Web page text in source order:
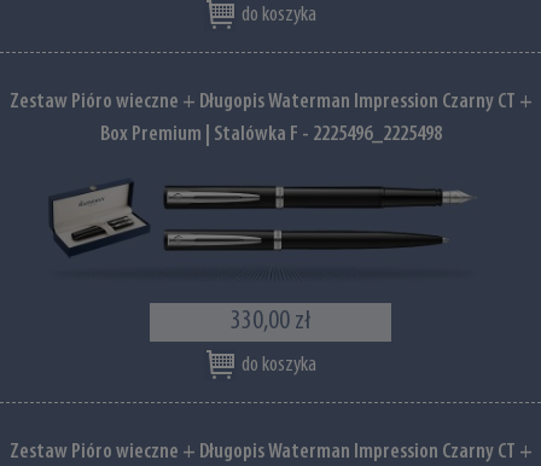
do koszyka
Zestaw Pióro wieczne + Długopis Waterman Impression Czarny CT +
Box Premium | Stalówka F - 2225496_2225498
330,00 zł
do koszyka
Zestaw Pióro wieczne + Długopis Waterman Impression Czarny CT +